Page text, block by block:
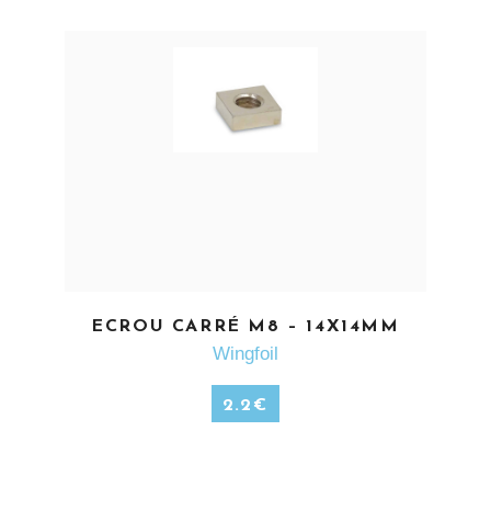
EN SAVOIR PLUS
ECROU CARRÉ M8 – 14X14MM
Wingfoil
2.2 €